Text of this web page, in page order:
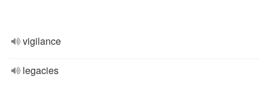
vigilance
legacies